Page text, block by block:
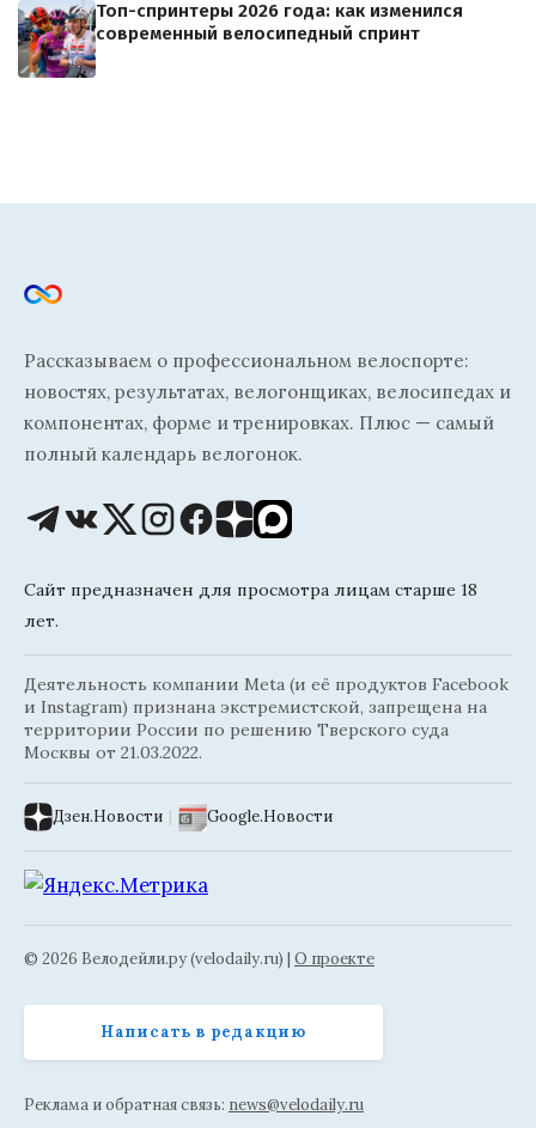
Топ-спринтеры 2026 года: как изменился
современный велосипедный спринт
Рассказываем о профессиональном велоспорте:
новостях, результатах, велогонщиках, велосипедах и
компонентах, форме и тренировках. Плюс — самый
полный календарь велогонок.
Сайт предназначен для просмотра лицам старше 18
лет.
Деятельность компании Meta (и её продуктов Facebook
и Instagram) признана экстремистской, запрещена на
территории России по решению Тверского суда
Москвы от 21.03.2022.
Дзен.Новости | Google.Новости
© 2026 Велодейли.ру (velodaily.ru) | О проекте
Написать в редакцию
Реклама и обратная связь: news@velodaily.ru